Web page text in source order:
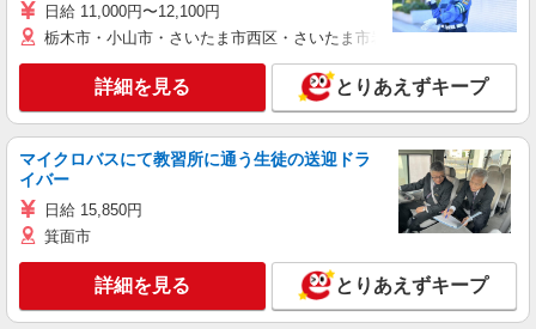
日給 11,000円〜12,100円
栃木市・小山市・さいたま市西区・さいたま市岩槻区・久喜市・蓮田
詳細を見る とりあえずキープ
マイクロバスにて教習所に通う生徒の送迎ドラ
イバー
日給 15,850円
箕面市
詳細を見る とりあえずキープ